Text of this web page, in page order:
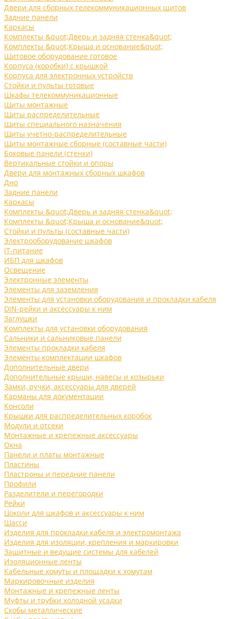
Двери для сборных телекоммуникационных щитов
Задние панели
Каркасы
Комплекты &quot;Дверь и задняя стенка&quot;
Комплекты &quot;Крыша и основание&quot;
Щитовое оборудование готовое
Корпуса (коробки) с крышкой
Корпуса для электронных устройств
Стойки и пульты готовые
Шкафы телекоммуникационные
Щиты монтажные
Щиты распределительные
Щиты специального назначения
Щиты учетно-распределительные
Щиты монтажные сборные (составные части)
Боковые панели (стенки)
Вертикальные стойки и опоры
Двери для монтажных сборных шкафов
Дно
Задние панели
Каркасы
Комплекты &quot;Дверь и задняя стенка&quot;
Комплекты &quot;Крыша и основание&quot;
Стойки и пульты (составные части)
Электрооборудование шкафов
IT-питание
ИБП для шкафов
Освещение
Электронные элементы
Элементы для заземления
Элементы для установки оборудования и прокладки кабеля
DIN-рейки и аксессуары к ним
Заглушки
Комплекты для установки оборудования
Сальники и сальниковые панели
Элементы прокладки кабеля
Элементы комплектации шкафов
Дополнительные двери
Дополнительные крыши, навесы и козырьки
Замки, ручки, аксессуары для дверей
Карманы для документации
Консоли
Крышки для распределительных коробок
Модули и отсеки
Монтажные и крепежные аксессуары
Окна
Панели и платы монтажные
Пластины
Пластроны и передние панели
Профили
Разделители и перегородки
Рейки
Цоколи для шкафов и аксессуары к ним
Шасси
Изделия для прокладки кабеля и электромонтажа
Изделия для изоляции, крепления и маркировки
Защитные и ведущие системы для кабелей
Изоляционные ленты
Кабельные хомуты и площадки к хомутам
Маркировочные изделия
Монтажные и крепежные ленты
Муфты и трубки холодной усадки
Скобы металлические